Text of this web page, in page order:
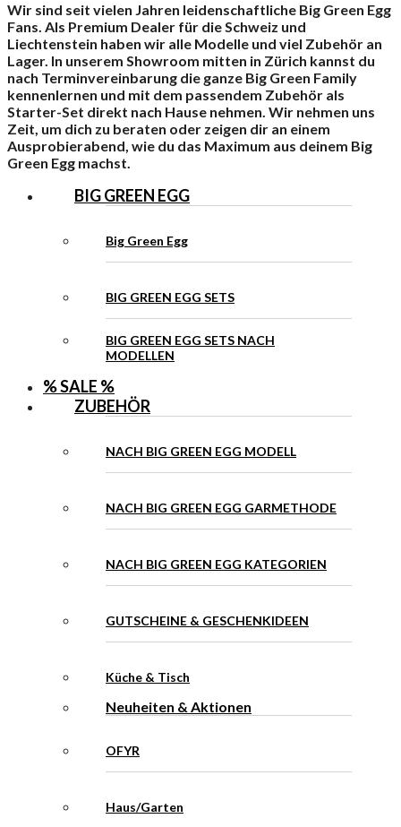
Wir sind seit vielen Jahren leidenschaftliche Big Green Egg
Fans. Als Premium Dealer für die Schweiz und
Liechtenstein haben wir alle Modelle und viel Zubehör an
Lager. In unserem Showroom mitten in Zürich kannst du
nach Terminvereinbarung die ganze Big Green Family
kennenlernen und mit dem passendem Zubehör als
Starter-Set direkt nach Hause nehmen. Wir nehmen uns
Zeit, um dich zu beraten oder zeigen dir an einem
Ausprobierabend, wie du das Maximum aus deinem Big
Green Egg machst.
BIG GREEN EGG
Big Green Egg
BIG GREEN EGG SETS
BIG GREEN EGG SETS NACH
MODELLEN
% SALE %
ZUBEHÖR
NACH BIG GREEN EGG MODELL
NACH BIG GREEN EGG GARMETHODE
NACH BIG GREEN EGG KATEGORIEN
GUTSCHEINE & GESCHENKIDEEN
Küche & Tisch
Neuheiten & Aktionen
OFYR
Haus/Garten